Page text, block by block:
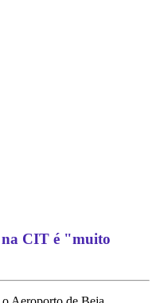
na CIT é "muito